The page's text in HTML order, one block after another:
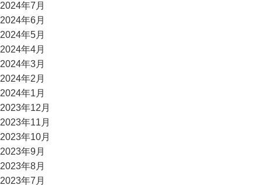
2024年7月
2024年6月
2024年5月
2024年4月
2024年3月
2024年2月
2024年1月
2023年12月
2023年11月
2023年10月
2023年9月
2023年8月
2023年7月